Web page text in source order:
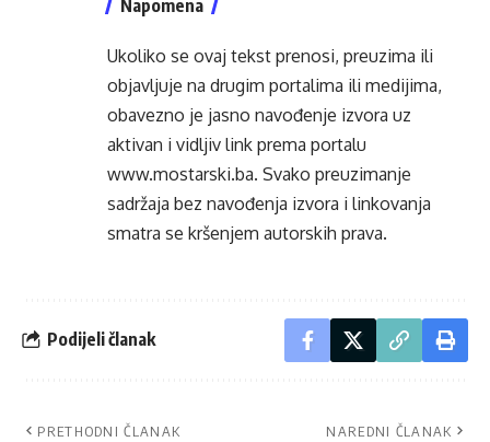
Napomena
Ukoliko se ovaj tekst prenosi, preuzima ili
objavljuje na drugim portalima ili medijima,
obavezno je jasno navođenje izvora uz
aktivan i vidljiv link prema portalu
www.mostarski.ba. Svako preuzimanje
sadržaja bez navođenja izvora i linkovanja
smatra se kršenjem autorskih prava.
Podijeli članak
PRETHODNI ČLANAK NAREDNI ČLANAK